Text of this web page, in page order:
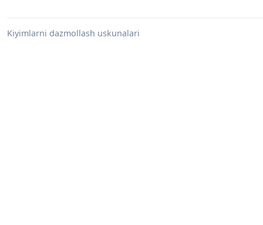
Kiyimlarni dazmollash uskunalari